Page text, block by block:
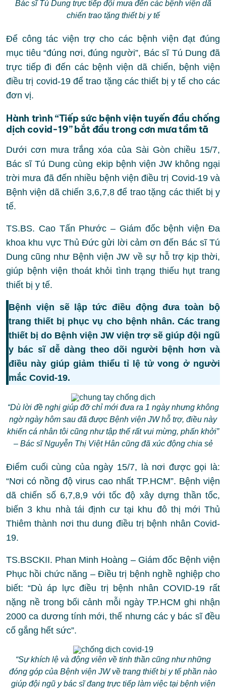
Bác sĩ Tú Dung trực tiếp đội mưa đến các bệnh viện dã
chiến trao tặng thiết bị y tế
Để công tác viện trợ cho các bệnh viện đạt đúng
mục tiêu “đúng nơi, đúng người”, Bác sĩ Tú Dung đã
trực tiếp đi đến các bệnh viện dã chiến, bệnh viện
điều trị covid-19 để trao tặng các thiết bị y tế cho các
đơn vị.
Hành trình “Tiếp sức bệnh viện tuyến đầu chống
dịch covid-19” bắt đầu trong cơn mưa tầm tã
Dưới cơn mưa trắng xóa của Sài Gòn chiều 15/7,
Bác sĩ Tú Dung cùng ekip bệnh viện JW không ngại
trời mưa đã đến nhiều bệnh viện điều trị Covid-19 và
Bệnh viện dã chiến 3,6,7,8 để trao tặng các thiết bị y
tế.
TS.BS. Cao Tấn Phước – Giám đốc bệnh viện Đa
khoa khu vực Thủ Đức gửi lời cảm ơn đến Bác sĩ Tú
Dung cũng như Bệnh viện JW về sự hỗ trợ kịp thời,
giúp bệnh viện thoát khỏi tình trạng thiếu hụt trang
thiết bị y tế.
Bệnh viện sẽ lập tức điều động đưa toàn bộ
trang thiết bị phục vụ cho bệnh nhân. Các trang
thiết bị do Bệnh viện JW viện trợ sẽ giúp đội ngũ
y bác sĩ dễ dàng theo dõi người bệnh hơn và
điều này giúp giảm thiểu tỉ lệ tử vong ở người
mắc Covid-19.
“Dù lời đề nghị giúp đỡ chỉ mới đưa ra 1 ngày nhưng không
ngờ ngày hôm sau đã được Bệnh viện JW hỗ trợ, điều này
khiến cá nhân tôi cũng như tập thể rất vui mừng, phấn khởi”
– Bác sĩ Nguyễn Thị Việt Hân cũng đã xúc động chia sẻ
Điểm cuối cùng của ngày 15/7, là nơi được gọi là:
“Nơi có nồng độ virus cao nhất TP.HCM”. Bệnh viện
dã chiến số 6,7,8,9 với tốc độ xây dựng thần tốc,
biến 3 khu nhà tái định cư tại khu đô thị mới Thủ
Thiêm thành nơi thu dung điều trị bệnh nhân Covid-
19.
TS.BSCKII. Phan Minh Hoàng – Giám đốc Bệnh viện
Phục hồi chức năng – Điều trị bệnh nghề nghiệp cho
biết: “Dù áp lực điều trị bệnh nhân COVID-19 rất
nặng nề trong bối cảnh mỗi ngày TP.HCM ghi nhận
2000 ca dương tính mới, thế nhưng các y bác sĩ đều
cố gắng hết sức”.
“Sự khích lệ và động viên về tinh thần cũng như những
đóng góp của Bệnh viện JW về trang thiết bị y tế phần nào
giúp đội ngũ y bác sĩ đang trực tiếp làm việc tại bệnh viện